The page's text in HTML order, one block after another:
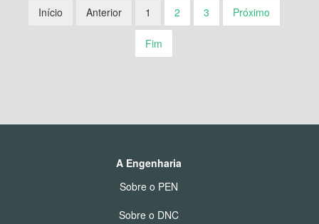
Início Anterior 1 2 3 Próximo
Fim
A Engenharia
Sobre o PEN
Sobre o DNC